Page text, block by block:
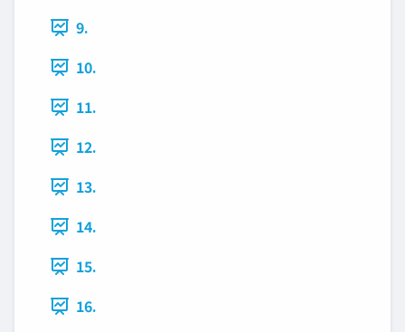
9.
10.
11.
12.
13.
14.
15.
16.